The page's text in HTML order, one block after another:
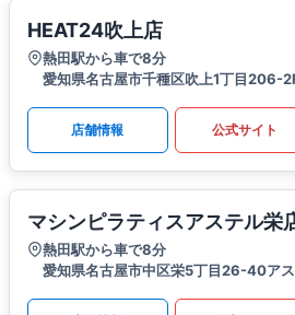
HEAT24吹上店
熱田駅から車で8分
愛知県名古屋市千種区吹上1丁目206-
店舗情報 公式サイト
マシンピラティスアステル栄
熱田駅から車で8分
愛知県名古屋市中区栄5丁目26-40ア